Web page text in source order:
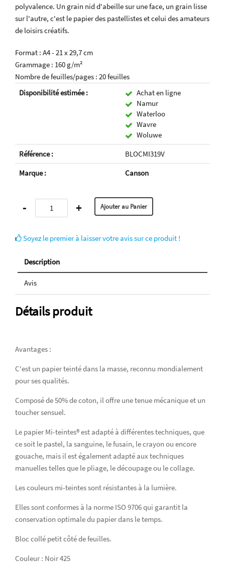
polyvalence. Un grain nid d'abeille sur une face, un grain lisse
sur l'autre, c'est le papier des pastellistes et celui des amateurs
de loisirs créatifs.
Format : A4 - 21 x 29,7 cm
Grammage : 160 g/m²
Nombre de feuilles/pages : 20 feuilles
Disponibilité estimée :
Achat en ligne
Namur
Waterloo
Wavre
Woluwe
Référence :
BLOCMI319V
Marque :
Canson
- +
Soyez le premier à laisser votre avis sur ce produit !
Description
Avis
Détails produit
Avantages :
C'est un papier teinté dans la masse, reconnu mondialement
pour ses qualités.
Composé de 50% de coton, il offre une tenue mécanique et un
toucher sensuel.
Le papier Mi-teintes® est adapté à différentes techniques, que
ce soit le pastel, la sanguine, le fusain, le crayon ou encore
gouache, mais il est également adapté aux techniques
manuelles telles que le pliage, le découpage ou le collage.
Les couleurs mi-teintes sont résistantes à la lumière.
Elles sont conformes à la norme ISO 9706 qui garantit la
conservation optimale du papier dans le temps.
Bloc collé petit côté de feuilles.
Couleur : Noir 425